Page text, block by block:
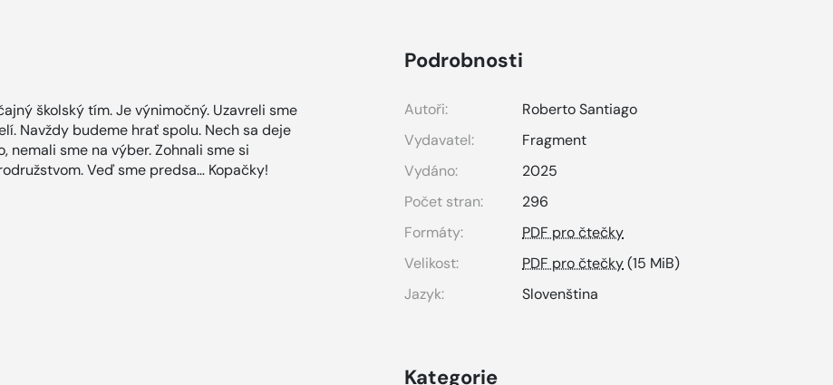
školský tím. Je výnimočný. Uzavreli sme
Navždy budeme hrať spolu. Nech sa deje
nemali sme na výber. Zohnali sme si
Veď sme predsa… Kopačky!
Podrobnosti
Autoři:
Roberto Santiago
Vydavatel:
Fragment
Vydáno:
2025
Počet stran:
296
Formáty:
PDF pro čtečky
Velikost:
PDF pro čtečky(15 MiB)
Jazyk:
Slovenština
Kategorie